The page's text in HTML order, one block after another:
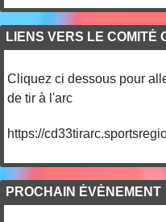
LIENS VERS LE COMITÉ
Cliquez ci dessous pour
de tir à l'arc
https://
PROCHAIN ÉVÈNEMENT